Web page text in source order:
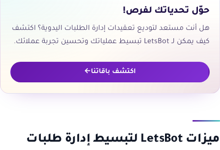
حوّل تحدياتك لفرص!
هل أنت مستعد لتوديع تعقيدات إدارة الطلبات اليدوية؟ اكتشف
كيف يمكن لـ LetsBot تبسيط عملياتك وتحسين تجربة عملائك.
اكتشف باقاتنا
ميزات LetsBot لتبسيط إدارة طلبات